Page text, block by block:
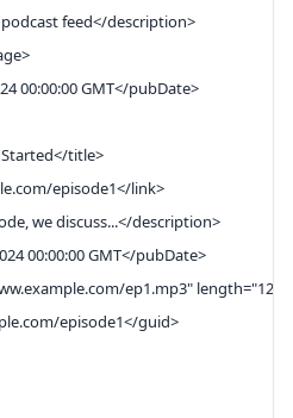
feed</description>
>
00:00:00 GMT</pubDate>
title>
episode1</link>
we discuss...</description>
00:00:00 GMT</pubDate>
ep1.mp3" length=
episode1</guid>